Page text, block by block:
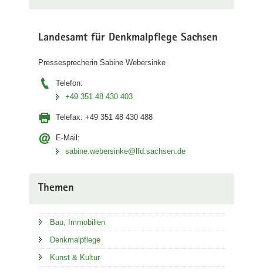
Landesamt für Denkmalpflege Sachsen
Pressesprecherin Sabine Webersinke
Telefon:
+49 351 48 430 403
Telefax: +49 351 48 430 488
E-Mail:
sabine.webersinke@lfd.sachsen.de
Themen
Bau, Immobilien
Denkmalpflege
Kunst & Kultur